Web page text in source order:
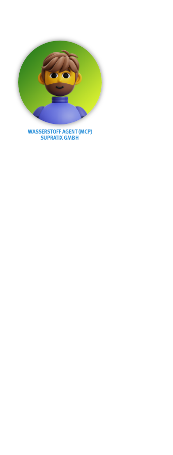
WASSERSTOFF AGENT (MCP)
SUPRATIX GMBH